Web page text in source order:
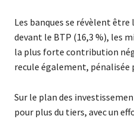
Les banques se révèlent
devant le BTP (16,3 %), les
la plus forte contribution
recule également,
Sur le plan des
pour plus du tiers, avec un